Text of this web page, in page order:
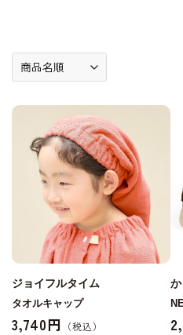
ジョイフルタイム
タオルキャップ
3,740円